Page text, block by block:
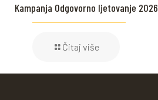
Kampanja Odgovorno ljetovanje 2026
Čitaj više